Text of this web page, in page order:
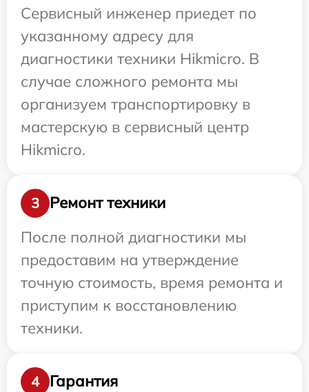
Сервисный инженер приедет по
указанному адресу для
диагностики техники Hikmicro. В
случае сложного ремонта мы
организуем транспортировку в
мастерскую в сервисный центр
Hikmicro.
3
Ремонт техники
После полной диагностики мы
предоставим на утверждение
точную стоимость, время ремонта и
приступим к восстановлению
техники.
4
Гарантия